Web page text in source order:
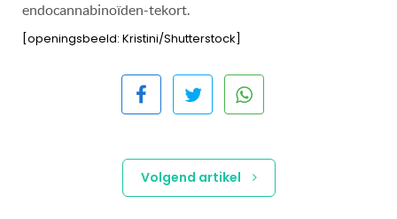
endocannabinoïden-tekort.
[openingsbeeld: Kristini/Shutterstock]
Volgend artikel